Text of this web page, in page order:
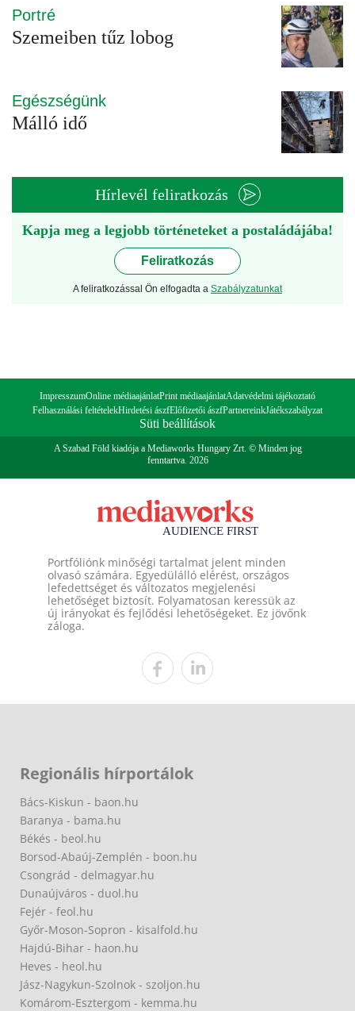
Portré
Szemeiben tűz lobog
Egészségünk
Málló idő
Hírlevél feliratkozás
Kapja meg a legjobb történeteket a postaládájába!
Feliratkozás
A feliratkozással Ön elfogadta a Szabályzatunkat
ImpresszumOnline médiaajánlatPrint médiaajánlatAdatvédelmi tájékoztató
Felhasználási feltételekHirdetési ászfElőfizetői ászfPartnereinkJátékszabályzat
Süti beállítások
A Szabad Föld kiadója a Mediaworks Hungary Zrt. © Minden jog
fenntartva. 2026
Portfóliónk minőségi tartalmat jelent minden
olvasó számára. Egyedülálló elérést, országos
lefedettséget és változatos megjelenési
lehetőséget biztosít. Folyamatosan keressük az
új irányokat és fejlődési lehetőségeket. Ez jövőnk
záloga.
Regionális hírportálok
Bács-Kiskun - baon.hu
Baranya - bama.hu
Békés - beol.hu
Borsod-Abaúj-Zemplén - boon.hu
Csongrád - delmagyar.hu
Dunaújváros - duol.hu
Fejér - feol.hu
Győr-Moson-Sopron - kisalfold.hu
Hajdú-Bihar - haon.hu
Heves - heol.hu
Jász-Nagykun-Szolnok - szoljon.hu
Komárom-Esztergom - kemma.hu